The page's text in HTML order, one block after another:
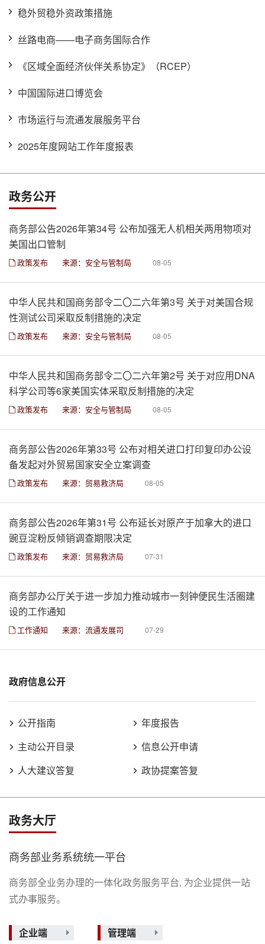
稳外贸稳外资政策措施
丝路电商——电子商务国际合作
《区域全面经济伙伴关系协定》（RCEP）
中国国际进口博览会
市场运行与流通发展服务平台
2025年度网站工作年度报表
政务公开
商务部公告2026年第34号 公布加强无人机相关两用物项对
美国出口管制
政策发布 来源：安全与管制局 08-05
中华人民共和国商务部令二〇二六年第3号 关于对美国合规
性测试公司采取反制措施的决定
政策发布 来源：安全与管制局 08-05
中华人民共和国商务部令二〇二六年第2号 关于对应用DNA
科学公司等6家美国实体采取反制措施的决定
政策发布 来源：安全与管制局 08-05
商务部公告2026年第33号 公布对相关进口打印复印办公设
备发起对外贸易国家安全立案调查
政策发布 来源：贸易救济局 08-05
商务部公告2026年第31号 公布延长对原产于加拿大的进口
豌豆淀粉反倾销调查期限决定
政策发布 来源：贸易救济局 07-31
商务部办公厅关于进一步加力推动城市一刻钟便民生活圈建
设的工作通知
工作通知 来源：流通发展司 07-29
政府信息公开
公开指南
年度报告
主动公开目录
信息公开申请
人大建议答复
政协提案答复
政务大厅
商务部业务系统统一平台
商务部全业务办理的一体化政务服务平台, 为企业提供一站
式办事服务。
企业端 管理端